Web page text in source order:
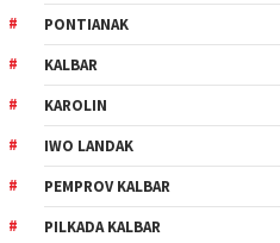
PONTIANAK
KALBAR
KAROLIN
IWO LANDAK
PEMPROV KALBAR
PILKADA KALBAR